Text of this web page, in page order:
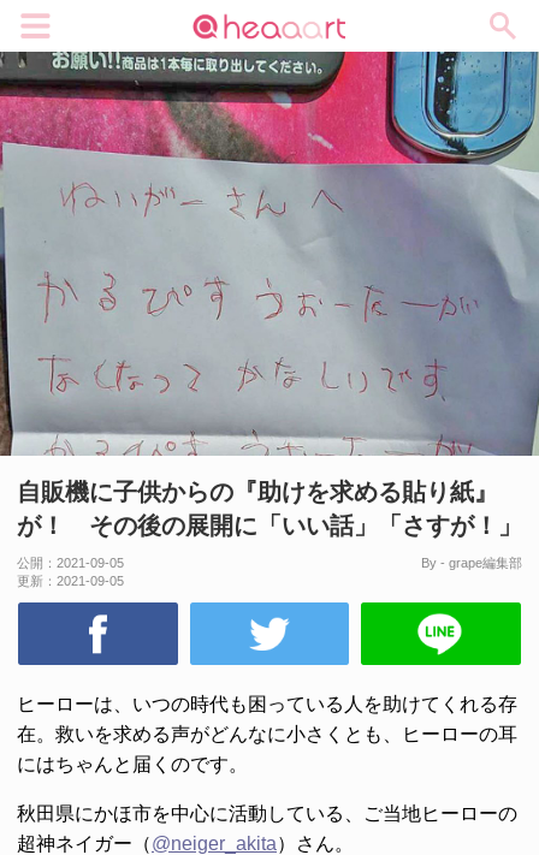
自販機に子供からの『助けを求める貼り紙』
が！ その後の展開に「いい話」「さすが！」
公開： 2021-09-05
更新： 2021-09-05
By - grape編集部
ヒーローは、いつの時代も困っている人を助けてくれる存
在。救いを求める声がどんなに小さくとも、ヒーローの耳
にはちゃんと届くのです。
秋田県にかほ市を中心に活動している、ご当地ヒーローの
超神ネイガー（@neiger_akita）さん。